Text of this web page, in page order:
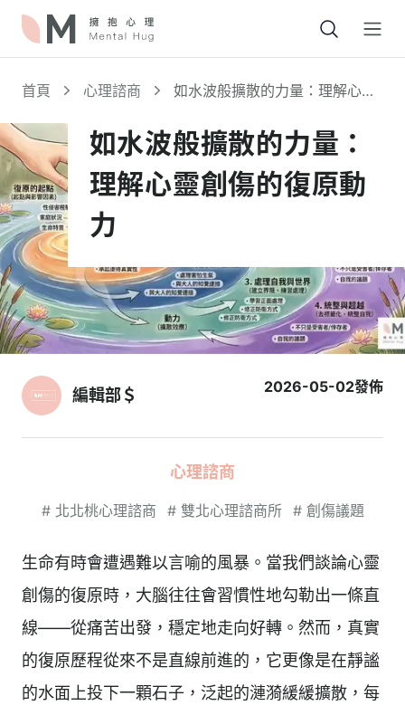
首頁 心理諮商
如水波般擴散的力量：理解心靈
如水波般擴散的力量：
理解心靈創傷的復原動
力
編輯部＄ 2026-05-02發佈
心理諮商
# 北北桃心理諮商 # 雙北心理諮商所 # 創傷議題
生命有時會遭遇難以言喻的風暴。當我們談論心靈
創傷的復原時，大腦往往會習慣性地勾勒出一條直
線——從痛苦出發，穩定地走向好轉。然而，真實
的復原歷程從來不是直線前進的，它更像是在靜謐
的水面上投下一顆石子，泛起的漣漪緩緩擴散，每